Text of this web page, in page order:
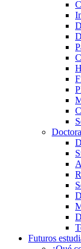
Futuros